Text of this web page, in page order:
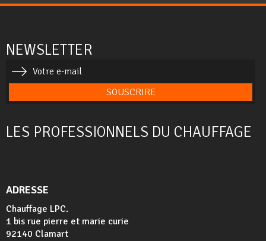
NEWSLETTER
SOUSCRIRE
LES PROFESSIONNELS DU CHAUFFAGE
ADRESSE
Chauffage LPC.
1 bis rue pierre et marie curie
92140 Clamart